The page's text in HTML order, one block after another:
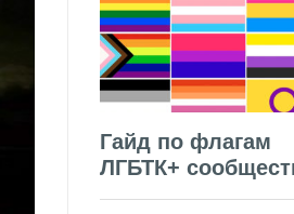
Гайд по флагам
ЛГБТК+